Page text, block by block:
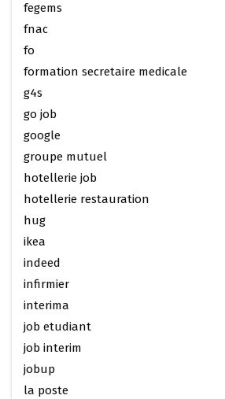
fegems
fnac
fo
formation secretaire medicale
g4s
go job
google
groupe mutuel
hotellerie job
hotellerie restauration
hug
ikea
indeed
infirmier
interima
job etudiant
job interim
jobup
la poste